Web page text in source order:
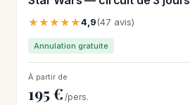
★★★★★4,9(47 avis)
Annulation gratuite
À partir de
195 € /pers.